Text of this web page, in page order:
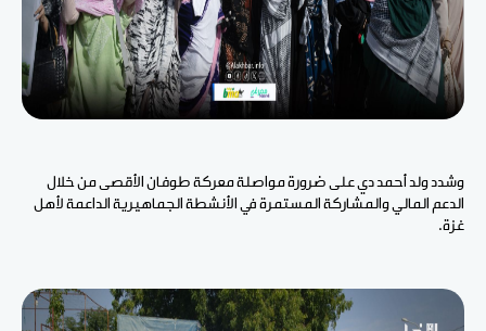
وشدد ولد أحمد دي على ضرورة مواصلة معركة طوفان الأقصى من خلال
الدعم المالي والمشاركة المستمرة في الأنشطة الجماهيرية الداعمة لأهل
غزة.